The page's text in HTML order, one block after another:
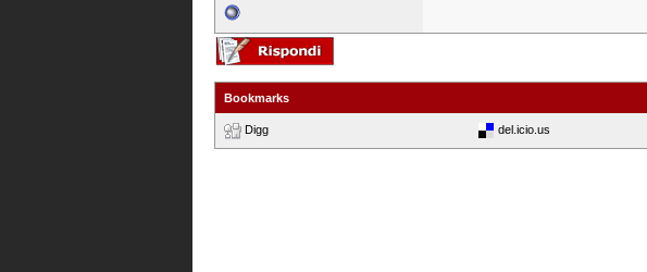
Bookmarks
Digg del.icio.us